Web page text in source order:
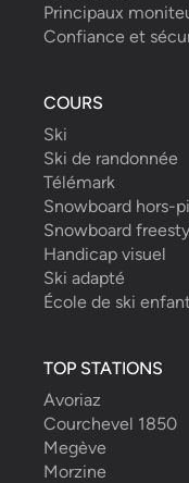
Principaux
Confiance et
COURS
Ski
Ski de randonnée
Télémark
Snowboard hors-
Snowboard
Handicap visuel
Ski adapté
École de ski
TOP STATIONS
Avoriaz
Courchevel 1850
Megève
Morzine